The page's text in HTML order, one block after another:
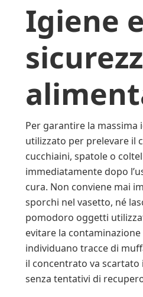
Igiene e
Per garantire la massima
utilizzato per prelevare il
cucchiaini, spatole o
immediatamente dopo
cura. Non conviene mai
sporchi nel vasetto, né
pomodoro oggetti
evitare la contaminazione
individuano tracce di
il concentrato va
senza tentativi di